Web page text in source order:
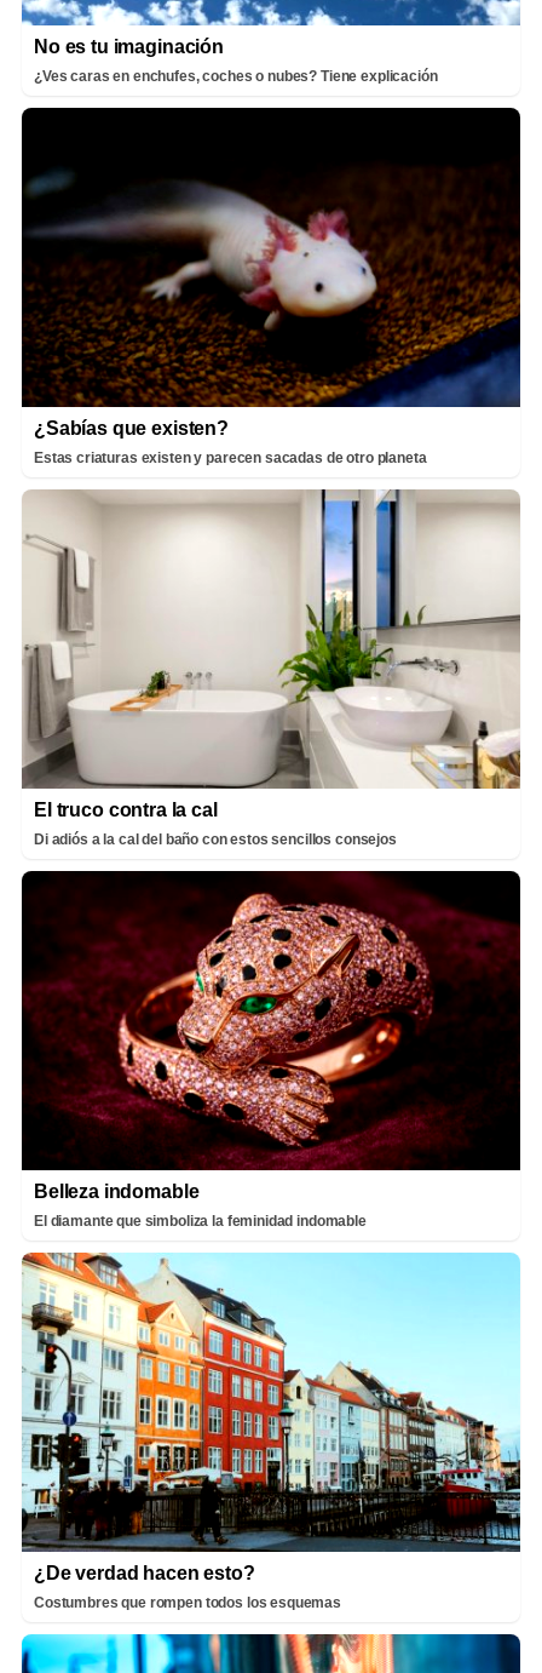
No es tu imaginación
¿Ves caras en enchufes, coches o nubes? Tiene explicación
¿Sabías que existen?
Estas criaturas existen y parecen sacadas de otro planeta
El truco contra la cal
Di adiós a la cal del baño con estos sencillos consejos
Belleza indomable
El diamante que simboliza la feminidad indomable
¿De verdad hacen esto?
Costumbres que rompen todos los esquemas